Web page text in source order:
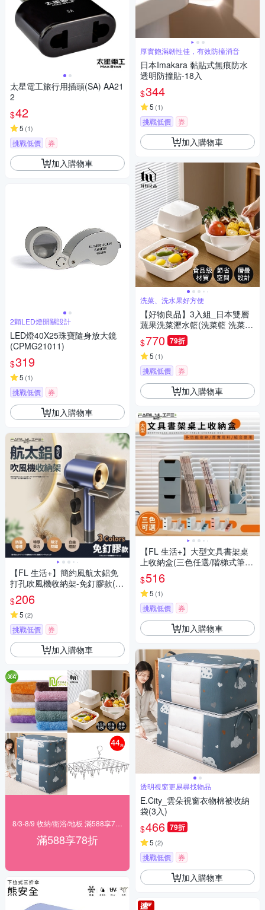
太星電工旅行用插頭(SA) AA21
2
$42
5 (1)
挑戰低價 券
加入購物車
2顆LED燈開關設計
LED燈40X25珠寶隨身放大鏡
(CPMG21011)
$319
5 (1)
挑戰低價 券
加入購物車
【FL 生活+】簡約風航太鋁免
打孔吹風機收納架-免釘膠款(3
色可選/A-229)
$206
5 (2)
挑戰低價 券
加入購物車
滿588享78折
厚實飽滿韌性佳，有效防撞消音
日本Imakara 黏貼式無痕防水
透明防撞貼-18入
$344
5 (1)
挑戰低價 券
加入購物車
洗菜、洗水果好方便
【好物良品】3入組_日本雙層
蔬果洗菜瀝水籃(洗菜籃 洗菜盆
菜盆 蔬菜瀝水籃 水果籃 水果盆
收納籃 收納盆)
$770 79折
5 (1)
挑戰低價 券
加入購物車
【FL 生活+】大型文具書架桌
上收納盒(三色任選/階梯式筆
筒/防塵/抽屜/文具/文件/妝品/書
籍/小物收納/A-168)
$516
5 (1)
挑戰低價 券
加入購物車
透明視窗更易尋找物品
E.City_雲朵視窗衣物棉被收納
袋(3入)
$466 79折
5 (2)
挑戰低價 券
加入購物車